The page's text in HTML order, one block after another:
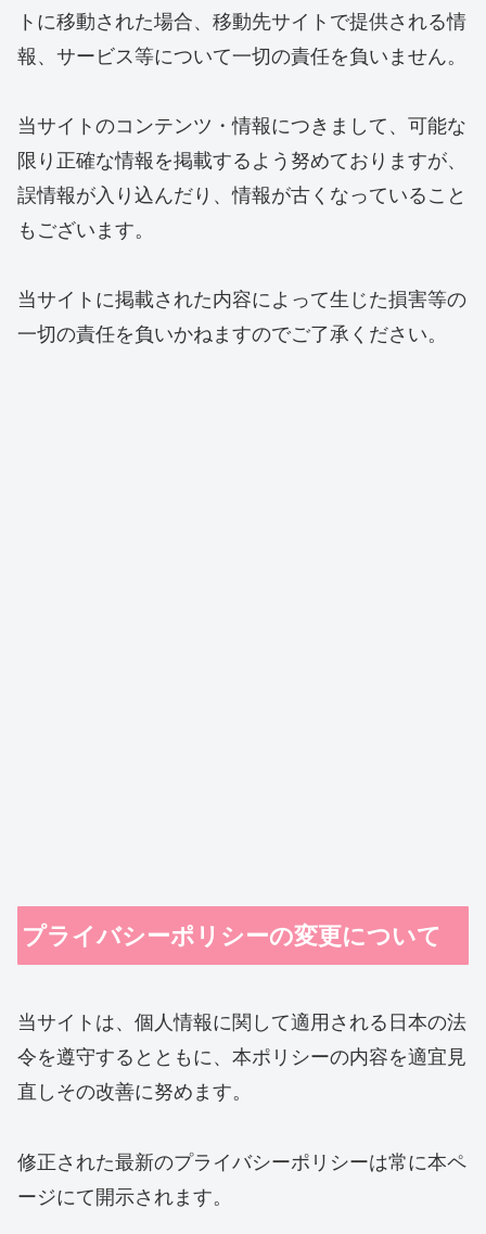
トに移動された場合、移動先サイトで提供される情
報、サービス等について一切の責任を負いません。
当サイトのコンテンツ・情報につきまして、可能な
限り正確な情報を掲載するよう努めておりますが、
誤情報が入り込んだり、情報が古くなっていること
もございます。
当サイトに掲載された内容によって生じた損害等の
一切の責任を負いかねますのでご了承ください。
プライバシーポリシーの変更について
当サイトは、個人情報に関して適用される日本の法
令を遵守するとともに、本ポリシーの内容を適宜見
直しその改善に努めます。
修正された最新のプライバシーポリシーは常に本ペ
ージにて開示されます。